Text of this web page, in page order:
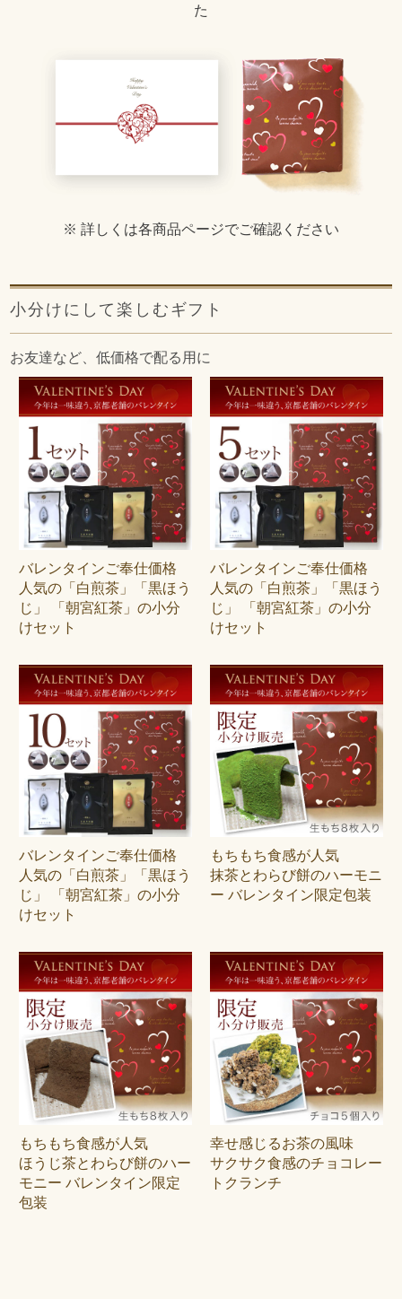
た
※ 詳しくは各商品ページでご確認ください
小分けにして楽しむギフト
お友達など、低価格で配る用に
バレンタインご奉仕価格
人気の「白煎茶」「黒ほう
じ」 「朝宮紅茶」の小分
けセット
バレンタインご奉仕価格
人気の「白煎茶」「黒ほう
じ」 「朝宮紅茶」の小分
けセット
バレンタインご奉仕価格
人気の「白煎茶」「黒ほう
じ」 「朝宮紅茶」の小分
けセット
もちもち食感が人気
抹茶とわらび餅のハーモニ
ー バレンタイン限定包装
もちもち食感が人気
ほうじ茶とわらび餅のハー
モニー バレンタイン限定
包装
幸せ感じるお茶の風味
サクサク食感のチョコレー
トクランチ